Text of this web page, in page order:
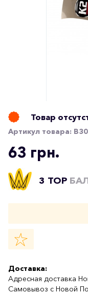
Товар
Артикул товара:
63 грн.
3 TOP
Доставка:
Адресная доставка
Самовывоз с Новой